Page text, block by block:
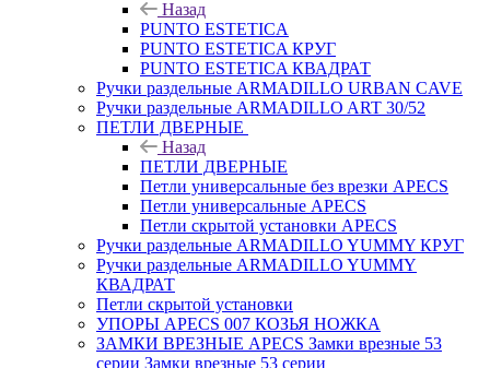
Назад
PUNTO ESTETICA
PUNTO ESTETICA КРУГ
PUNTO ESTETICA КВАДРАТ
Ручки раздельные ARMADILLO URBAN CAVE
Ручки раздельные ARMADILLO ART 30/52
ПЕТЛИ ДВЕРНЫЕ
Назад
ПЕТЛИ ДВЕРНЫЕ
Петли универсальные без врезки APECS
Петли универсальные APECS
Петли скрытой установки APECS
Ручки раздельные ARMADILLO YUMMY КРУГ
Ручки раздельные ARMADILLO YUMMY
КВАДРАТ
Петли скрытой установки
УПОРЫ APECS 007 КОЗЬЯ НОЖКА
ЗАМКИ ВРЕЗНЫЕ APECS Замки врезные 53
серии Замки врезные 53 серии